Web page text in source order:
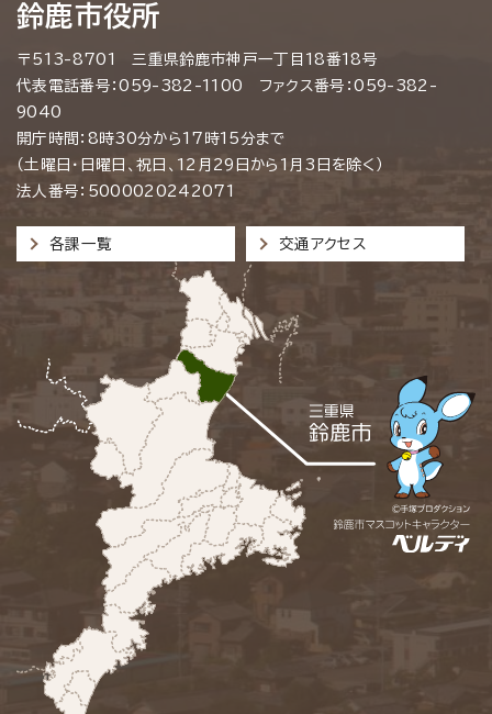
鈴鹿市役所
〒513-8701 三重県鈴鹿市神戸一丁目18番18号
代表電話番号：059-382-1100 ファクス番号：059-382-
9040
開庁時間：8時30分から17時15分まで
（土曜日・日曜日、祝日、12月29日から1月3日を除く）
法人番号：5000020242071
各課一覧 交通アクセス